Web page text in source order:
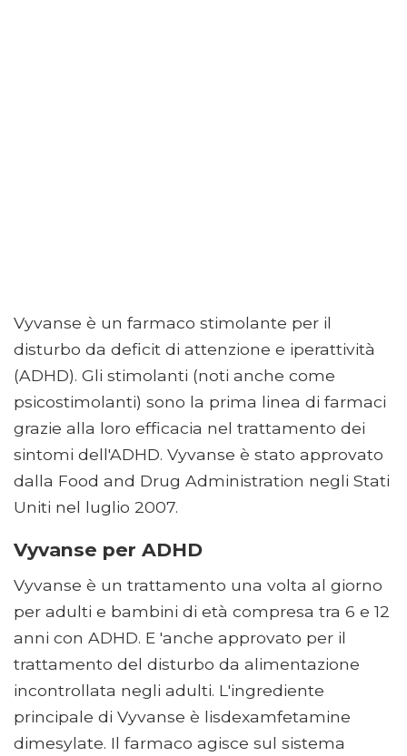
Vyvanse è un farmaco stimolante per il
disturbo da deficit di attenzione e iperattività
(ADHD). Gli stimolanti (noti anche come
psicostimolanti) sono la prima linea di farmaci
grazie alla loro efficacia nel trattamento dei
sintomi dell'ADHD. Vyvanse è stato approvato
dalla Food and Drug Administration negli Stati
Uniti nel luglio 2007.
Vyvanse per ADHD
Vyvanse è un trattamento una volta al giorno
per adulti e bambini di età compresa tra 6 e 12
anni con ADHD. E 'anche approvato per il
trattamento del disturbo da alimentazione
incontrollata negli adulti. L'ingrediente
principale di Vyvanse è lisdexamfetamine
dimesylate. Il farmaco agisce sul sistema